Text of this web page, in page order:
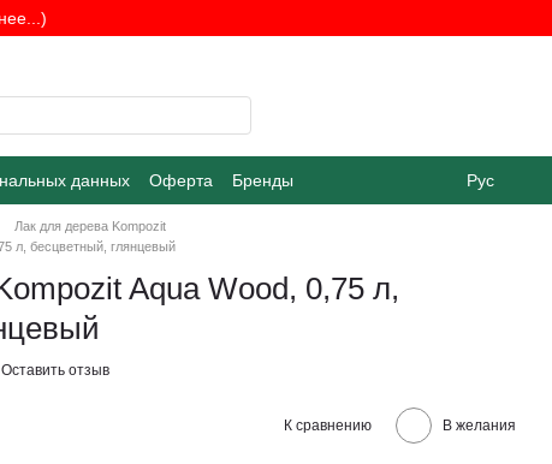
данных Оферта Бренды Рус
Лак для дерева Kompozit
л, бесцветный, глянцевый
Aqua Wood, 0,75 л,
Оставить отзыв
К сравнению В желания